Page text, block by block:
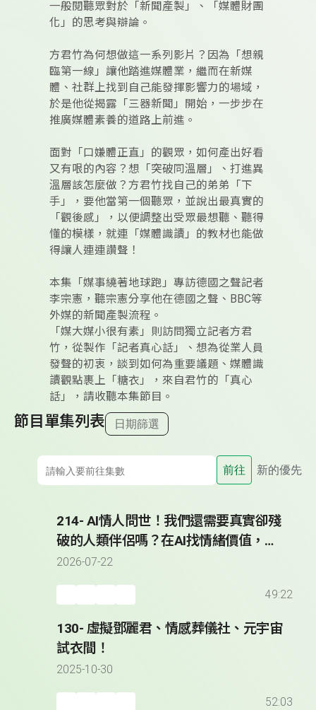
一般閱聽眾對於「新聞產製」、「媒體財團
化」的思考與辯論。
方君竹為何想做這一系列影片？因為「想親
臨第一線」讓他踏進媒體業，繼而在新媒
體、社群上找到自己能發揮影響力的場域，
於是他從揭露「三器新聞」開始，一步步在
推廣媒體素養的道路上前進。
面對「口嫌體正直」的觀眾，如何產出好看
又有哏的內容？想「突破同溫層」、打進異
溫層該怎麼做？方君竹找自己的弟弟「下
手」，要他當第一個聽眾，並說出最真實的
「觀後感」，以便調整出受眾最想聽、聽得
懂的模樣，就連「媒體識讀」的教材也能做
得讓人連連讚聲！
本集「媒事繞著地球跑」專訪德國之聲記者
李宗憲，聽宗憲分享他在德國之聲、BBC等
外媒的新聞產製流程。
「媒大媒小很有素」則訪問獨立記者方君
竹，從製作「記者真心話」、想為從業人員
發聲的初衷，談到如何為重要議題、媒體識
讀觀點裹上「糖衣」，來自君竹的「真心
話」，請收聽本集節目。
節目單集列表 日期篩選
前往 新的優先
214- AI情人問世！我們還需要真實卻殘
破的人類伴侶嗎？在AI找情緒價值，小
心被科技巨頭情感勒索？
2026-07-22
49:22
130- 虛擬鄧麗君、情感葬儀社、元宇宙
試衣間！
2025-10-30
52:03